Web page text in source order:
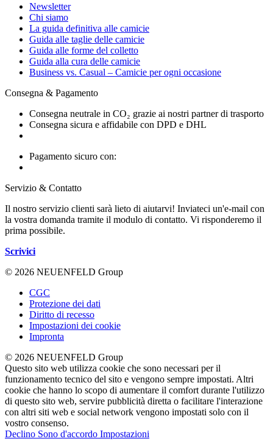
Newsletter
Chi siamo
La guida definitiva alle camicie
Guida alle taglie delle camicie
Guida alle forme del colletto
Guida alla cura delle camicie
Business vs. Casual – Camicie per ogni occasione
Consegna & Pagamento
Consegna neutrale in CO₂ grazie ai nostri partner di trasporto
Consegna sicura e affidabile con DPD e DHL
Pagamento sicuro con:
Servizio & Contatto
Il nostro servizio clienti sarà lieto di aiutarvi! Inviateci un'e-mail con
la vostra domanda tramite il modulo di contatto. Vi risponderemo il
prima possibile.
Scrivici
© 2026 NEUENFELD Group
CGC
Protezione dei dati
Diritto di recesso
Impostazioni dei cookie
Impronta
© 2026 NEUENFELD Group
Questo sito web utilizza cookie che sono necessari per il
funzionamento tecnico del sito e vengono sempre impostati. Altri
cookie che hanno lo scopo di aumentare il comfort durante l'utilizzo
di questo sito web, servire pubblicità diretta o facilitare l'interazione
con altri siti web e social network vengono impostati solo con il
vostro consenso.
Declino Sono d'accordo Impostazioni